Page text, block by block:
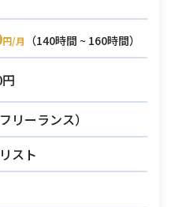
書き（マスト）
み書き（データを可視
用するため）
後、集計・分析
ールの基本操作
ーション能力
円/月
（140時間 ~ 160時間）
リーランス）
スト